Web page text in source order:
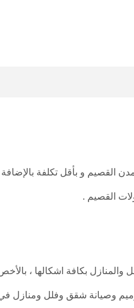
القصيم و بأقل تكلفة بالإضافة
القصيم .
والمنازل بكافة اشكالها ،
وصيانة شقق وفلل ومنازل